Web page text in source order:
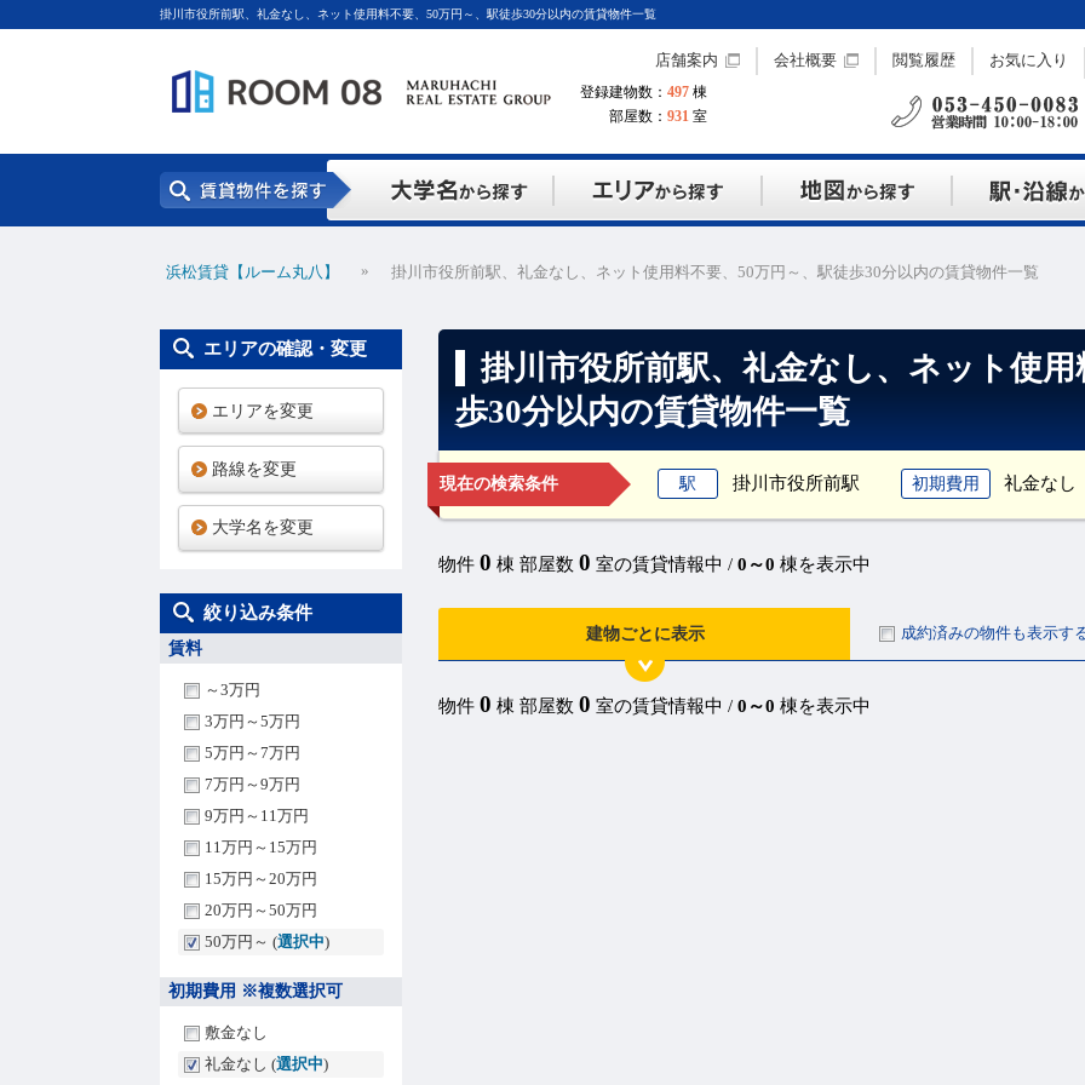
掛川市役所前駅、礼金なし、ネット使用料不要、50万円～、駅徒歩30分以内の賃貸物件一覧
登録建物数： 497 棟
部屋数： 931 室
店舗案内 会社概要 閲覧履歴 お気に入り
浜松賃貸【ルーム丸八】 » 掛川市役所前駅、礼金なし、ネット使用料不要、50万円～、駅徒歩30分以内の賃貸物件一覧
掛川市役所前駅、礼金なし、ネット使
歩30分以内の賃貸物件一覧
現在の検索条件 駅 掛川市役所前駅 初期費用 礼金なし
物件 0 棟 部屋数 0 室の賃貸情報中 / 0～0 棟を表示中
建物ごとに表示 成約済みの物件も表示す
物件 0 棟 部屋数 0 室の賃貸情報中 / 0～0 棟を表示中
エリアの確認・変更
エリアを変更
路線を変更
大学名を変更
絞り込み条件
賃料
～3万円
3万円～5万円
5万円～7万円
7万円～9万円
9万円～11万円
11万円～15万円
15万円～20万円
20万円～50万円
50万円～ (選択中)
初期費用 ※複数選択可
敷金なし
礼金なし (選択中)